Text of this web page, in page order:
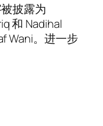
披露为
和 Nadihal
Wani。进一步